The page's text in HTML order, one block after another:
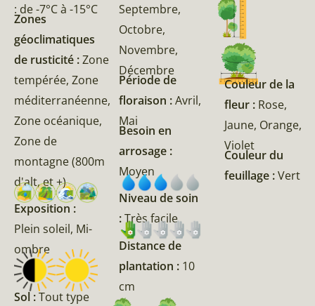
: de -7°C à -15°C
Zones
géoclimatiques
de rusticité :Zone
tempérée, Zone
méditerranéenne,
Zone océanique,
Zone de
montagne (800m
d'alt, et +)
Exposition :
Plein soleil, Mi-
ombre
Sol :Tout type
Septembre,
Octobre,
Novembre,
Décembre
Période de
floraison :Avril,
Mai
Besoin en
arrosage :
Moyen
Niveau de soin
:Très facile
Distance de
plantation : 10
cm
Couleur de la
fleur : Rose,
Jaune, Orange,
Violet
Couleur du
feuillage :Vert